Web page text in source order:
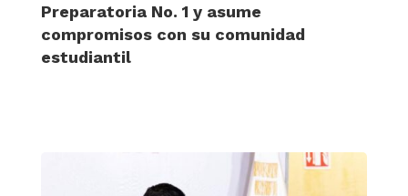
Preparatoria No. 1 y asume
compromisos con su comunidad
estudiantil